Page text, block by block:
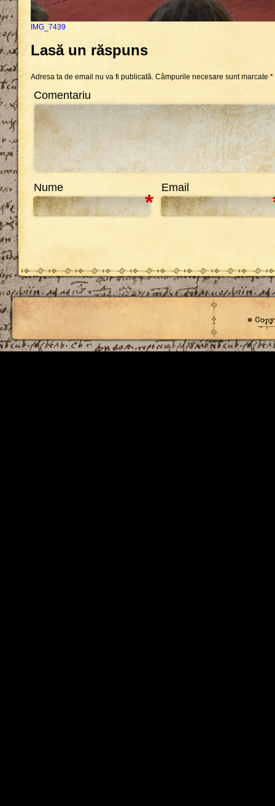
IMG_7439
Lasă un răspuns
Adresa ta de email nu va fi publicată. Câmpurile necesare sunt marcate *
Comentariu
Nume
*
Email
©